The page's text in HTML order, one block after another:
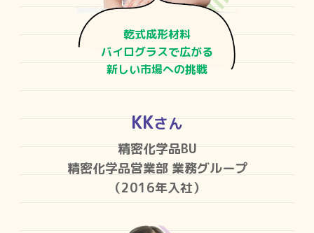
乾式成形材料
バイログラスで広がる
新しい市場への挑戦
KKさん
精密化学品BU
精密化学品営業部 業務グループ
（2016年入社）